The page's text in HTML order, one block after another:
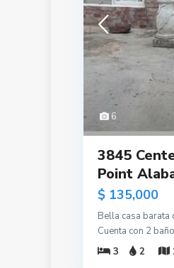
6
3845
Point
$ 135,000
Bella casa barata
Cuenta con 2
3
2